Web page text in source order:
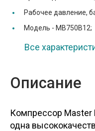
Рабочее давление,
Модель - MB750B12;
Все
Описание
Компрессор Master
одна